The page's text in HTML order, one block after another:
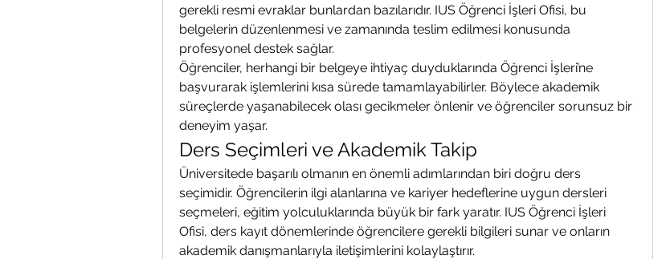
gerekli resmi evraklar bunlardan bazılarıdır. IUS Öğrenci İşleri Ofisi, bu
belgelerin düzenlenmesi ve zamanında teslim edilmesi konusunda
profesyonel destek sağlar.
Öğrenciler, herhangi bir belgeye ihtiyaç duyduklarında Öğrenci İşleri’ne
başvurarak işlemlerini kısa sürede tamamlayabilirler. Böylece akademik
süreçlerde yaşanabilecek olası gecikmeler önlenir ve öğrenciler sorunsuz bir
deneyim yaşar.
Ders Seçimleri ve Akademik Takip
Üniversitede başarılı olmanın en önemli adımlarından biri doğru ders
seçimidir. Öğrencilerin ilgi alanlarına ve kariyer hedeflerine uygun dersleri
seçmeleri, eğitim yolculuklarında büyük bir fark yaratır. IUS Öğrenci İşleri
Ofisi, ders kayıt dönemlerinde öğrencilere gerekli bilgileri sunar ve onların
akademik danışmanlarıyla iletişimlerini kolaylaştırır.